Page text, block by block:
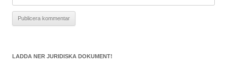
LADDA NER JURIDISKA DOKUMENT!